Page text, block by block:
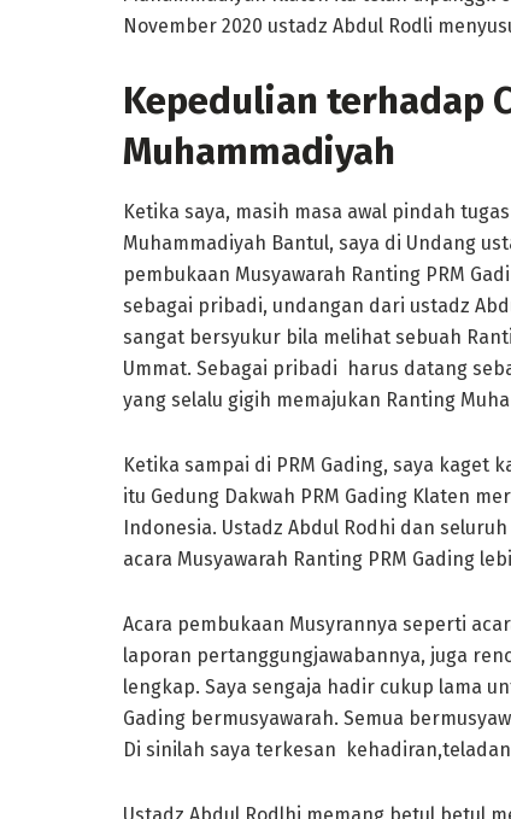
November 2020 ustadz Abdul Rodli
Kepedulian terhadap
Muhammadiyah
Ketika saya, masih masa awal pindah
Muhammadiyah Bantul, saya di Undang
pembukaan Musyawarah Ranting PRM
sebagai pribadi, undangan dari ustadz
sangat bersyukur bila melihat sebuah
Ummat. Sebagai pribadi harus datang
yang selalu gigih memajukan Ranting
Ketika sampai di PRM Gading, saya kaget
itu Gedung Dakwah PRM Gading Klaten
Indonesia. Ustadz Abdul Rodhi dan
acara Musyawarah Ranting PRM Gading
Acara pembukaan Musyrannya seperti
laporan pertanggungjawabannya, juga
lengkap. Saya sengaja hadir cukup lama
Gading bermusyawarah. Semua
Di sinilah saya terkesan